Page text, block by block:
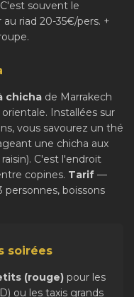
souvent le
riad 20-35€/pers. +
chicha de Marrakech
Installées sur
vous savourez un thé
une chicha aux
C'est l'endroit
copines. Tarif —
personnes, boissons
soirées
(rouge) pour les
ou les taxis grands